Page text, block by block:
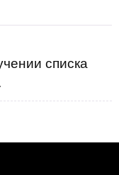
списка